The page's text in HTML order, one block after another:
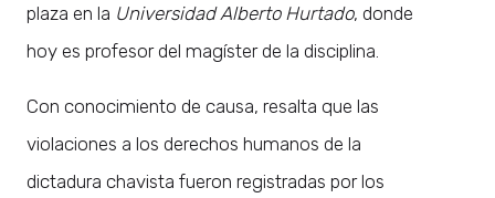
plaza en la Universidad Alberto Hurtado, donde
hoy es profesor del magíster de la disciplina.
Con conocimiento de causa, resalta que las
violaciones a los derechos humanos de la
dictadura chavista fueron registradas por los